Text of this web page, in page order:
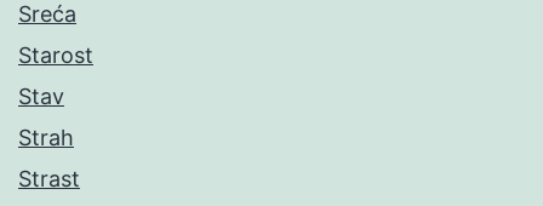
Sreća
Starost
Stav
Strah
Strast